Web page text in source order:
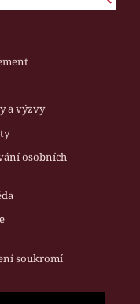
a výzvy
osobních
soukromí